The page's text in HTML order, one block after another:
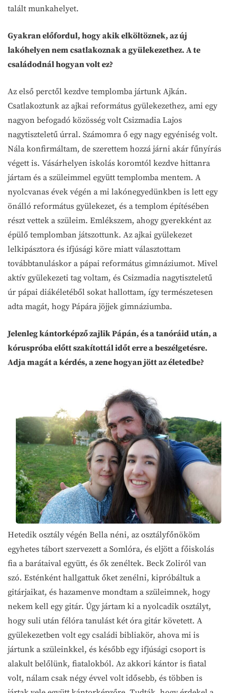
talált munkahelyet.
Gyakran előfordul, hogy akik elköltöznek, az új
lakóhelyen nem csatlakoznak a gyülekezethez. A te
családodnál hogyan volt ez?
Az első perctől kezdve templomba jártunk Ajkán.
Csatlakoztunk az ajkai református gyülekezethez, ami egy
nagyon befogadó közösség volt Csizmadia Lajos
nagytiszteletű úrral. Számomra ő egy nagy egyéniség volt.
Nála konfirmáltam, de szerettem hozzá járni akár fűnyírás
végett is. Vásárhelyen iskolás koromtól kezdve hittanra
jártam és a szüleimmel együtt templomba mentem. A
nyolcvanas évek végén a mi lakónegyedünkben is lett egy
önálló református gyülekezet, és a templom építésében
részt vettek a szüleim. Emlékszem, ahogy gyerekként az
épülő templomban játszottunk. Az ajkai gyülekezet
lelkipásztora és ifjúsági köre miatt választottam
továbbtanuláskor a pápai református gimnáziumot. Mivel
aktív gyülekezeti tag voltam, és Csizmadia nagytiszteletű
úr pápai diákéletéből sokat hallottam, így természetesen
adta magát, hogy Pápára jöjjek gimnáziumba.
Jelenleg kántorképző zajlik Pápán, és a tanóráid után, a
kóruspróba előtt szakítottál időt erre a beszélgetésre.
Adja magát a kérdés, a zene hogyan jött az életedbe?
Hetedik osztály végén Bella néni, az osztályfőnököm
egyhetes tábort szervezett a Somlóra, és eljött a főiskolás
fia a barátaival együtt, és ők zenéltek. Beck Zoliról van
szó. Esténként hallgattuk őket zenélni, kipróbáltuk a
gitárjaikat, és hazamenve mondtam a szüleimnek, hogy
nekem kell egy gitár. Úgy jártam ki a nyolcadik osztályt,
hogy suli után félóra tanulást két óra gitár követett. A
gyülekezetben volt egy családi bibliakör, ahova mi is
jártunk a szüleinkkel, és később egy ifjúsági csoport is
alakult belőlünk, fiatalokból. Az akkori kántor is fiatal
volt, nálam csak négy évvel volt idősebb, és többen is